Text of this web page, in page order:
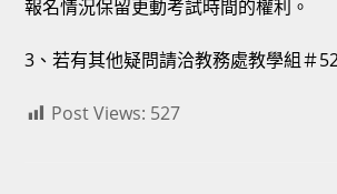
報名情況保留更動考試時間的權利。
3、若有其他疑問請洽教務處教學組＃
Post Views: 527